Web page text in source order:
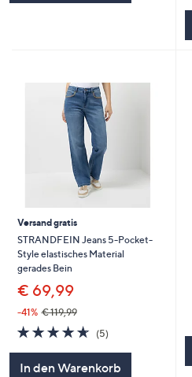
Versand gratis
STRANDFEIN Jeans 5-Pocket-
Style elastisches Material
gerades Bein
€ 69,99
-41% € 119,99
4.6
von
(5)5
In den Warenkorb